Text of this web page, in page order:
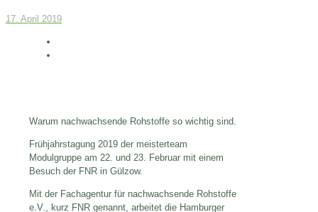
17. April 2019
Warum nachwachsende Rohstoffe so wichtig sind.
Frühjahrstagung 2019 der meisterteam
Modulgruppe am 22. und 23. Februar mit einem
Besuch der FNR in Gülzow.
Mit der Fachagentur für nachwachsende Rohstoffe
e.V., kurz FNR genannt, arbeitet die Hamburger